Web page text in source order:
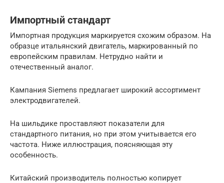
Импортный стандарт
Импортная продукция маркируется схожим образом. На
образце итальянский двигатель, маркированный по
европейским правилам. Нетрудно найти и
отечественный аналог.
Кампания Siemens предлагает широкий ассортимент
электродвигателей.
На шильдике проставляют показатели для
стандартного питания, но при этом учитывается его
частота. Ниже иллюстрация, поясняющая эту
особенность.
Китайский производитель полностью копирует